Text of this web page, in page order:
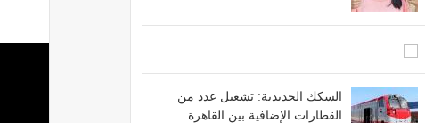
السكك الحديدية: تشغيل عدد من
القطارات الإضافية بين القاهرة